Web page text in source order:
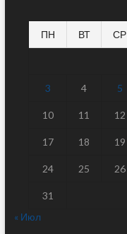
ПН ВТ СР
3 4 5
10 11 12
17 18 19
24 25 26
31
« Июл